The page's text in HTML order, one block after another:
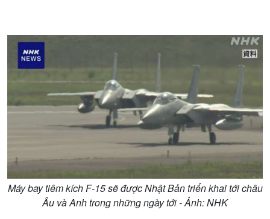
Trước giờ mở cửa
Dòng chảy Kinh tế
Sức sống hàng Việt
Tuyên chiến với gian lận
thương mại
Mùa vàng
Tâm tình biên giới và hải
đảo
Tìm hiểu biển, đảo Việt
Nam
Máy bay tiêm kích F-15 sẽ được Nhật Bản triển khai tới châu
Âu và Anh trong những ngày tới - Ảnh: NHK